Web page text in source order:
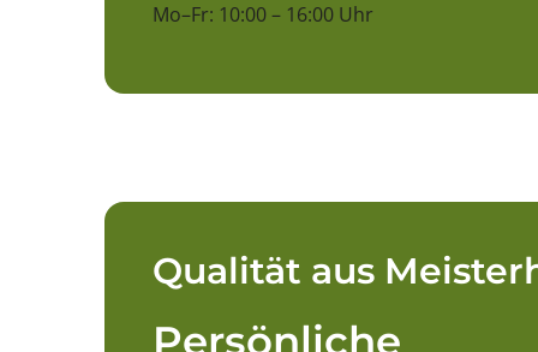
Mo–Fr: 10:00 – 16:00 Uhr
Qualität aus
Persönliche